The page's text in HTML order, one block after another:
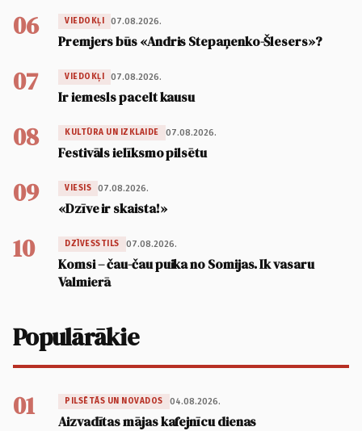
06 VIEDOKĻI 07.08.2026.
Premjers būs «Andris Stepaņenko-Šlesers»?
07 VIEDOKĻI 07.08.2026.
Ir iemesls pacelt kausu
08 KULTŪRA UN IZKLAIDE 07.08.2026.
Festivāls ielīksmo pilsētu
09 VIESIS 07.08.2026.
«Dzīve ir skaista!»
10 DZĪVESSTILS 07.08.2026.
Komsi – čau-čau puika no Somijas. Ik vasaru
Valmierā
Populārākie
01 PILSĒTĀS UN NOVADOS 04.08.2026.
Aizvadītas mājas kafejnīcu dienas